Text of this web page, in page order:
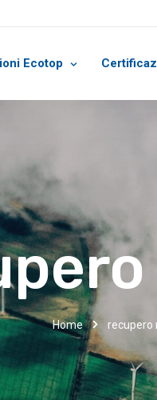
Ecotop
Home recupero